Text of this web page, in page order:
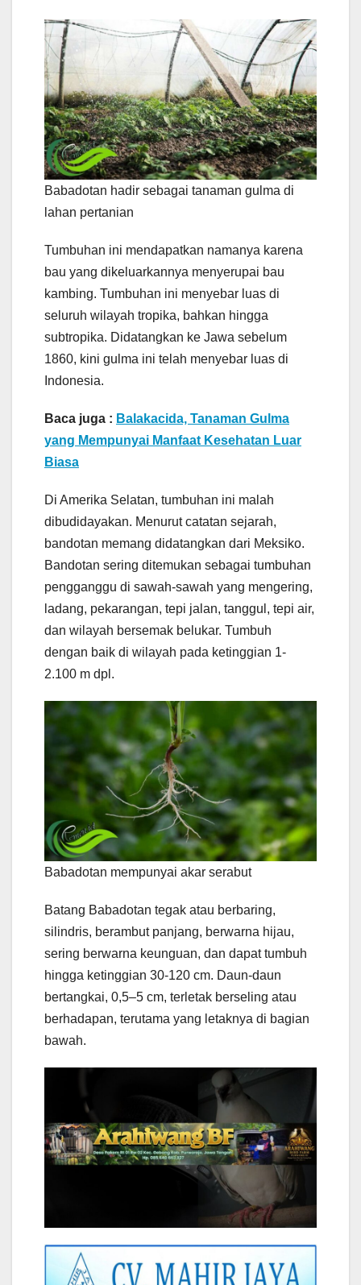
Babadotan hadir sebagai tanaman gulma di
lahan pertanian
Tumbuhan ini mendapatkan namanya karena
bau yang dikeluarkannya menyerupai bau
kambing. Tumbuhan ini menyebar luas di
seluruh wilayah tropika, bahkan hingga
subtropika. Didatangkan ke Jawa sebelum
1860, kini gulma ini telah menyebar luas di
Indonesia.
Baca juga : Balakacida, Tanaman Gulma
yang Mempunyai Manfaat Kesehatan Luar
Biasa
Di Amerika Selatan, tumbuhan ini malah
dibudidayakan. Menurut catatan sejarah,
bandotan memang didatangkan dari Meksiko.
Bandotan sering ditemukan sebagai tumbuhan
pengganggu di sawah-sawah yang mengering,
ladang, pekarangan, tepi jalan, tanggul, tepi air,
dan wilayah bersemak belukar. Tumbuh
dengan baik di wilayah pada ketinggian 1-
2.100 m dpl.
Babadotan mempunyai akar serabut
Batang Babadotan tegak atau berbaring,
silindris, berambut panjang, berwarna hijau,
sering berwarna keunguan, dan dapat tumbuh
hingga ketinggian 30-120 cm. Daun-daun
bertangkai, 0,5–5 cm, terletak berseling atau
berhadapan, terutama yang letaknya di bagian
bawah.